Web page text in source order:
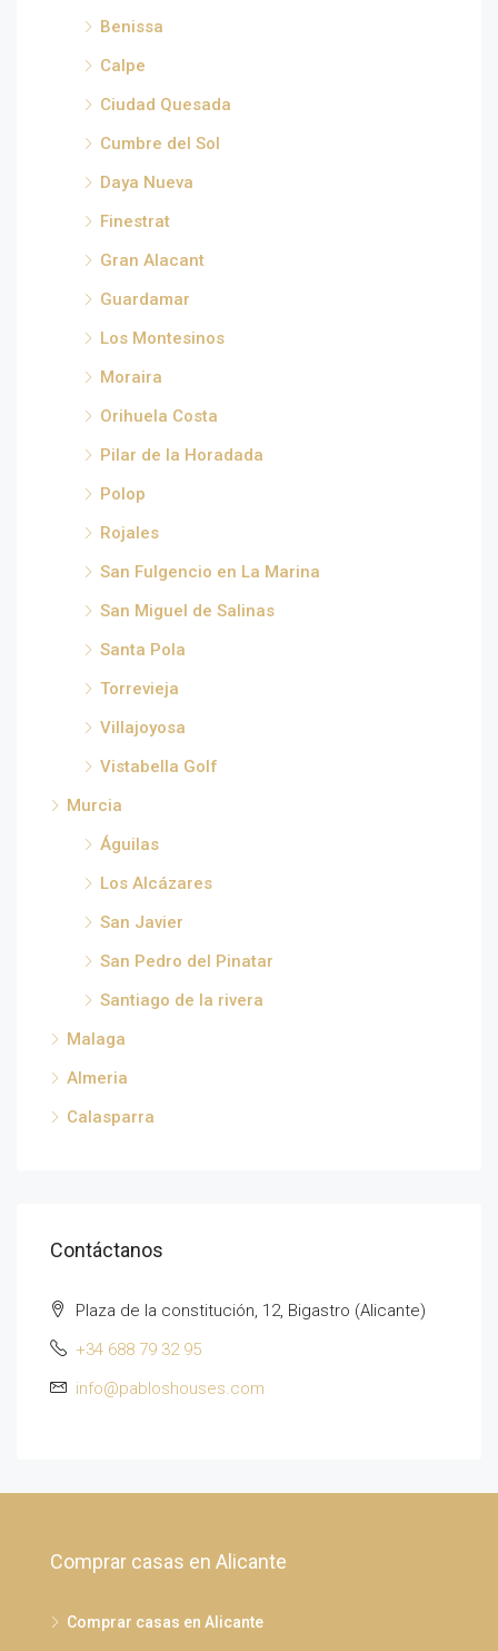
Benissa
Calpe
Ciudad Quesada
Cumbre del Sol
Daya Nueva
Finestrat
Gran Alacant
Guardamar
Los Montesinos
Moraira
Orihuela Costa
Pilar de la Horadada
Polop
Rojales
San Fulgencio en La Marina
San Miguel de Salinas
Santa Pola
Torrevieja
Villajoyosa
Vistabella Golf
Murcia
Águilas
Los Alcázares
San Javier
San Pedro del Pinatar
Santiago de la rivera
Malaga
Almeria
Calasparra
Contáctanos
Plaza de la constitución, 12, Bigastro (Alicante)
+34 688 79 32 95
info@pabloshouses.com
Comprar casas en Alicante
Comprar casas en Alicante